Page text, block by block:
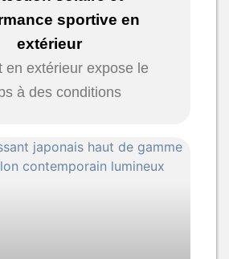
sportive en
extérieur
en extérieur expose le
à des conditions